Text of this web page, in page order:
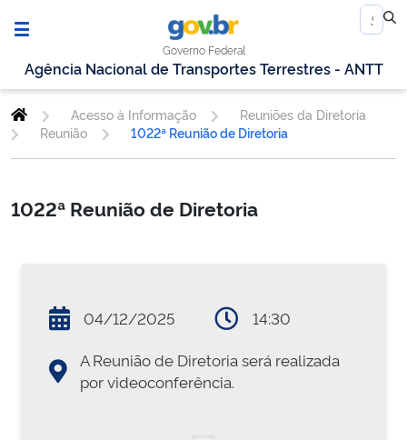
Governo Federal
Agência Nacional de Transportes Terrestres - ANTT
Acesso à Informação
Reuniões da Diretoria
Reunião
1022ª Reunião de Diretoria
1022ª Reunião de Diretoria
04/12/2025
14:30
A Reunião de Diretoria será realizada
por videoconferência.